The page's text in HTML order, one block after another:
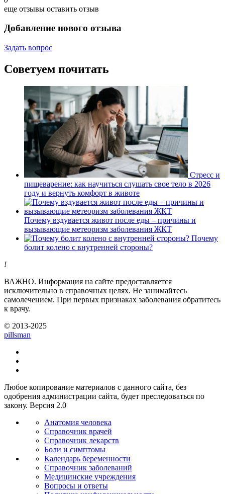
еще отзывы оставить отзыв
Добавление нового отзыва
Задать вопрос
Советуем почитать
Стресс и
пищеварение: как научиться слушать свое тело в 2026
году и вернуть комфорт в животе
Почему вздувается живот после еды – причины и
вызывающие метеоризм заболевания ЖКТ
Почему
болит колено с внутренней стороны?
!
ВАЖНО. Информация на сайте предоставляется
исключительно в справочных целях. Не занимайтесь
самолечением. При первых признаках заболевания обратитесь
к врачу.
© 2013-2025
pillsman
Любое копирование материалов с данного сайта, без
одобрения администрации сайта, будет преследоваться по
закону. Версия 2.0
Анатомия человека
Справочник врачей
Справочник лекарств
Боли и симптомы
Календарь беременности
Справочник заболеваний
Медицинские учреждения
Вопросы и ответы